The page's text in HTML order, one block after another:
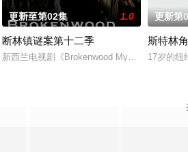
更新至第02集 1.0
断林镇谜案第十二季
新西兰电视剧《Brokenwood Mysterie》第12
更新第
斯特林角
17岁的纽